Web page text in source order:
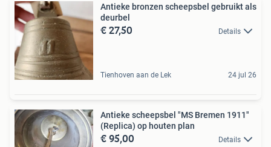
Antieke bronzen scheepsbel gebruikt als
deurbel
€ 27,50 Details
Tienhoven aan de Lek 24 jul 26
Antieke scheepsbel "MS Bremen 1911"
(Replica) op houten plan
€ 95,00 Details